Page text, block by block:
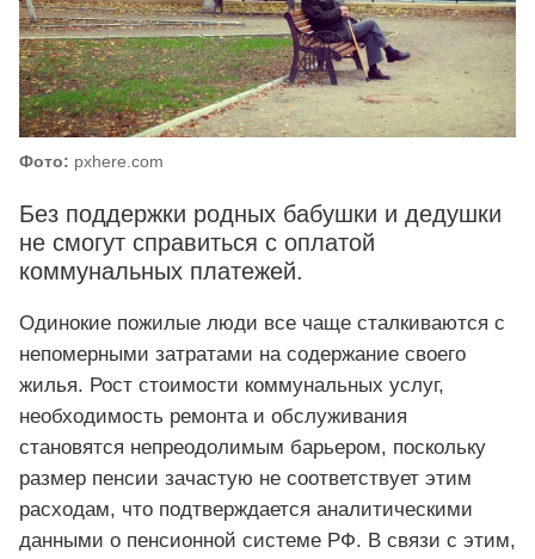
Фото: pxhere.com
Без поддержки родных бабушки и дедушки
не смогут справиться с оплатой
коммунальных платежей.
Одинокие пожилые люди все чаще сталкиваются с
непомерными затратами на содержание своего
жилья. Рост стоимости коммунальных услуг,
необходимость ремонта и обслуживания
становятся непреодолимым барьером, поскольку
размер пенсии зачастую не соответствует этим
расходам, что подтверждается аналитическими
данными о пенсионной системе РФ. В связи с этим,